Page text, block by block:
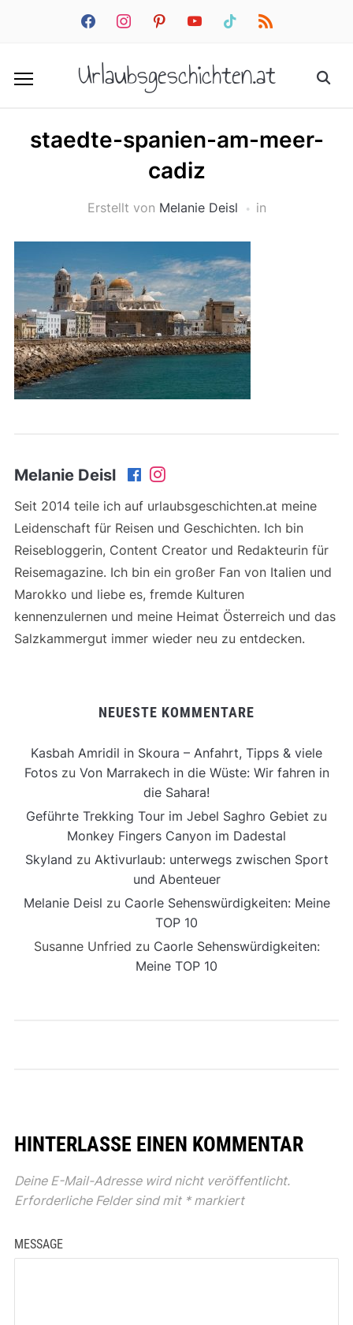
facebookinstagrampinterestyoutube tiktok rss
Urlaubsgeschichten.at
staedte-spanien-am-meer-
cadiz
Erstellt von Melanie Deisl in
Melanie Deisl
Seit 2014 teile ich auf urlaubsgeschichten.at meine
Leidenschaft für Reisen und Geschichten. Ich bin
Reisebloggerin, Content Creator und Redakteurin für
Reisemagazine. Ich bin ein großer Fan von Italien und
Marokko und liebe es, fremde Kulturen
kennenzulernen und meine Heimat Österreich und das
Salzkammergut immer wieder neu zu entdecken.
NEUESTE KOMMENTARE
Kasbah Amridil in Skoura – Anfahrt, Tipps & viele
Fotoszu Von Marrakech in die Wüste: Wir fahren in
die Sahara!
Geführte Trekking Tour im Jebel Saghro Gebiet zu
Monkey Fingers Canyon im Dadestal
Skyland zu Aktivurlaub: unterwegs zwischen Sport
und Abenteuer
Melanie Deisl zu Caorle Sehenswürdigkeiten: Meine
TOP 10
Susanne Unfried zu Caorle Sehenswürdigkeiten:
Meine TOP 10
HINTERLASSE EINEN KOMMENTAR
Deine E-Mail-Adresse wird nicht veröffentlicht.
Erforderliche Felder sind mit *markiert
MESSAGE